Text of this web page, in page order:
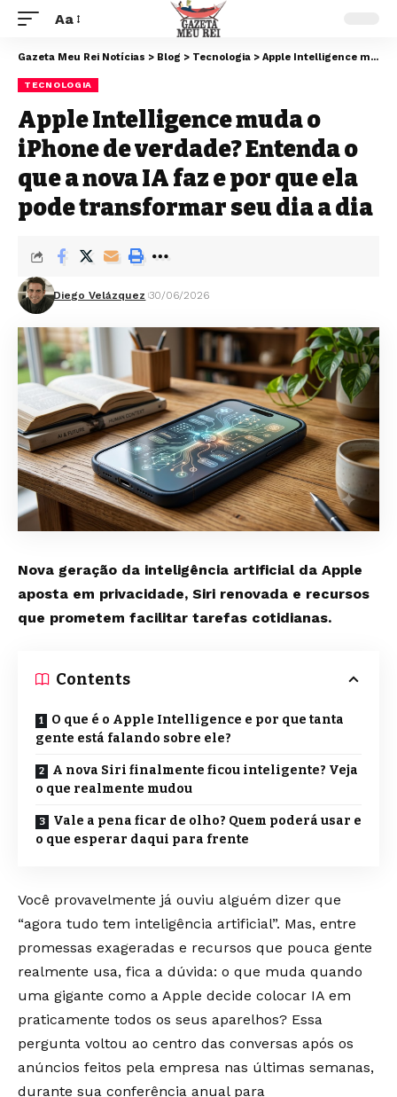
Aa
Gazeta Meu Rei Notícias > Blog > Tecnologia > Apple Intelligence muda o iPhone de verdade? Entenda o que a nova IA faz e por que ela pode transformar seu dia a dia
TECNOLOGIA
Apple Intelligence muda o
iPhone de verdade? Entenda o
que a nova IA faz e por que ela
pode transformar seu dia a dia
Diego Velázquez 30/06/2026
Nova geração da inteligência artificial da Apple
aposta em privacidade, Siri renovada e recursos
que prometem facilitar tarefas cotidianas.
Contents
O que é o Apple Intelligence e por que tanta
gente está falando sobre ele?
A nova Siri finalmente ficou inteligente? Veja
o que realmente mudou
Vale a pena ficar de olho? Quem poderá usar e
o que esperar daqui para frente
Você provavelmente já ouviu alguém dizer que
“agora tudo tem inteligência artificial”. Mas, entre
promessas exageradas e recursos que pouca gente
realmente usa, fica a dúvida: o que muda quando
uma gigante como a Apple decide colocar IA em
praticamente todos os seus aparelhos? Essa
pergunta voltou ao centro das conversas após os
anúncios feitos pela empresa nas últimas semanas,
durante sua conferência anual para